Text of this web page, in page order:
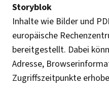
Storyblok
Inhalte wie Bilder und
europäische
bereitgestellt. Dabei
Adresse,
Zugriffszeitpunkte